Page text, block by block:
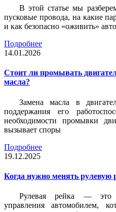
В этой статье мы
пусковые провода, на какие
и как безопасно «оживить»
Подробнее
14.01.2026
Стоит ли промывать
масла?
Замена масла в
поддержания его
необходимости промывки
вызывает споры
Подробнее
19.12.2025
Когда нужно менять рулевую
Рулевая рейка — это
управления автомобилем,